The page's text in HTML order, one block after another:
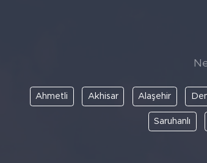
Ahmetli Akhisar Alaşehir
Saruhanlı